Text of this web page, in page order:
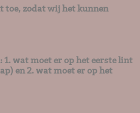
toe, zodat wij het kunnen
wat moet er op het eerste lint
en 2. wat moet er op het